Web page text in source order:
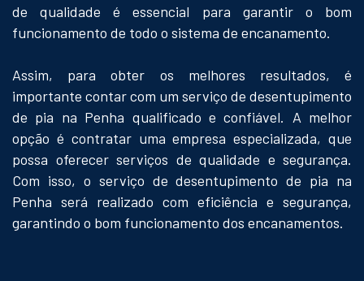
de qualidade é essencial para garantir o bom
funcionamento de todo o sistema de encanamento.
Assim, para obter os melhores resultados, é
importante contar com um serviço de desentupimento
de pia na Penha qualificado e confiável. A melhor
opção é contratar uma empresa especializada, que
possa oferecer serviços de qualidade e segurança.
Com isso, o serviço de desentupimento de pia na
Penha será realizado com eficiência e segurança,
garantindo o bom funcionamento dos encanamentos.